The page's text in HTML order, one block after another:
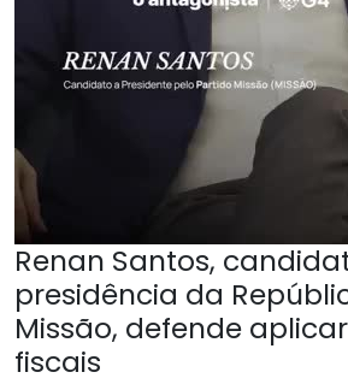
Renan Santos,
presidência da
Missão, defende
fiscais